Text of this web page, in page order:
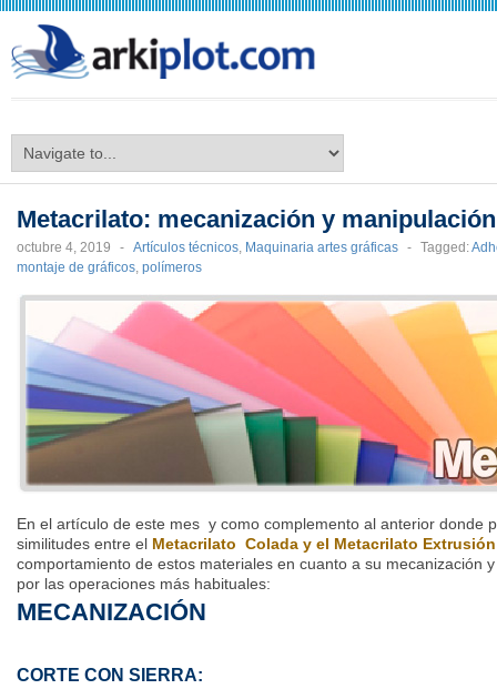
Metacrilato: mecanización y manipulación
octubre 4, 2019 - Artículos técnicos, Maquinaria artes gráficas - Tagged:
montaje de gráficos, polímeros
En el artículo de este mes y como complemento al anterior donde
similitudes entre el Metacrilato Colada y el Metacrilato Extrusión
comportamiento de estos materiales en cuanto a su mecanización
por las operaciones más habituales:
MECANIZACIÓN
CORTE CON SIERRA: